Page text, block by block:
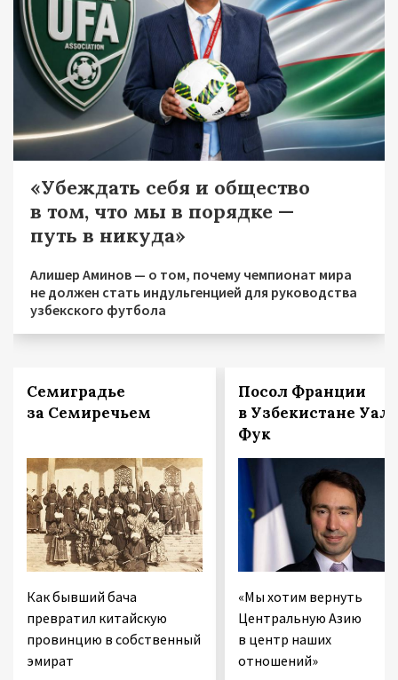
«Убеждать себя и общество
в том, что мы в порядке —
путь в никуда»
Алишер Аминов — о том, почему чемпионат мира
не должен стать индульгенцией для руководства
узбекского футбола
Семиградье
за Семиречьем
Как бывший бача
превратил китайскую
провинцию в собственный
эмират
Посол Франции
в Узбекистане
Фук
«Мы хотим вернуть
Центральную Азию
в центр наших
отношений»